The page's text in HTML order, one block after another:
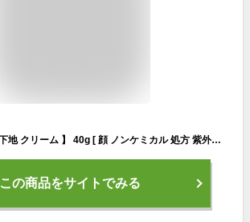
【 日焼け止め 化粧下地 クリーム 】 40g [ 顔 ノンケミカル 処方 紫外線吸収剤フリー SPF50+ / PA++++ ウォータープルーフ これ一本で 日焼け止め スキンケア ベースメイクまで ツヤ肌へトーンアップ しっとり保湿 ギフト ] PP Pro KuSu プレゼント
この商品をサイトでみる